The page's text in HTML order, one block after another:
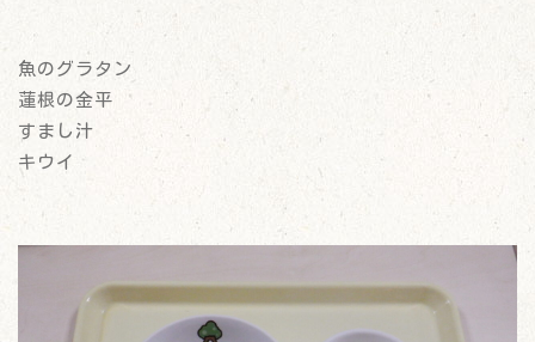
魚のグラタン
蓮根の金平
すまし汁
キウイ